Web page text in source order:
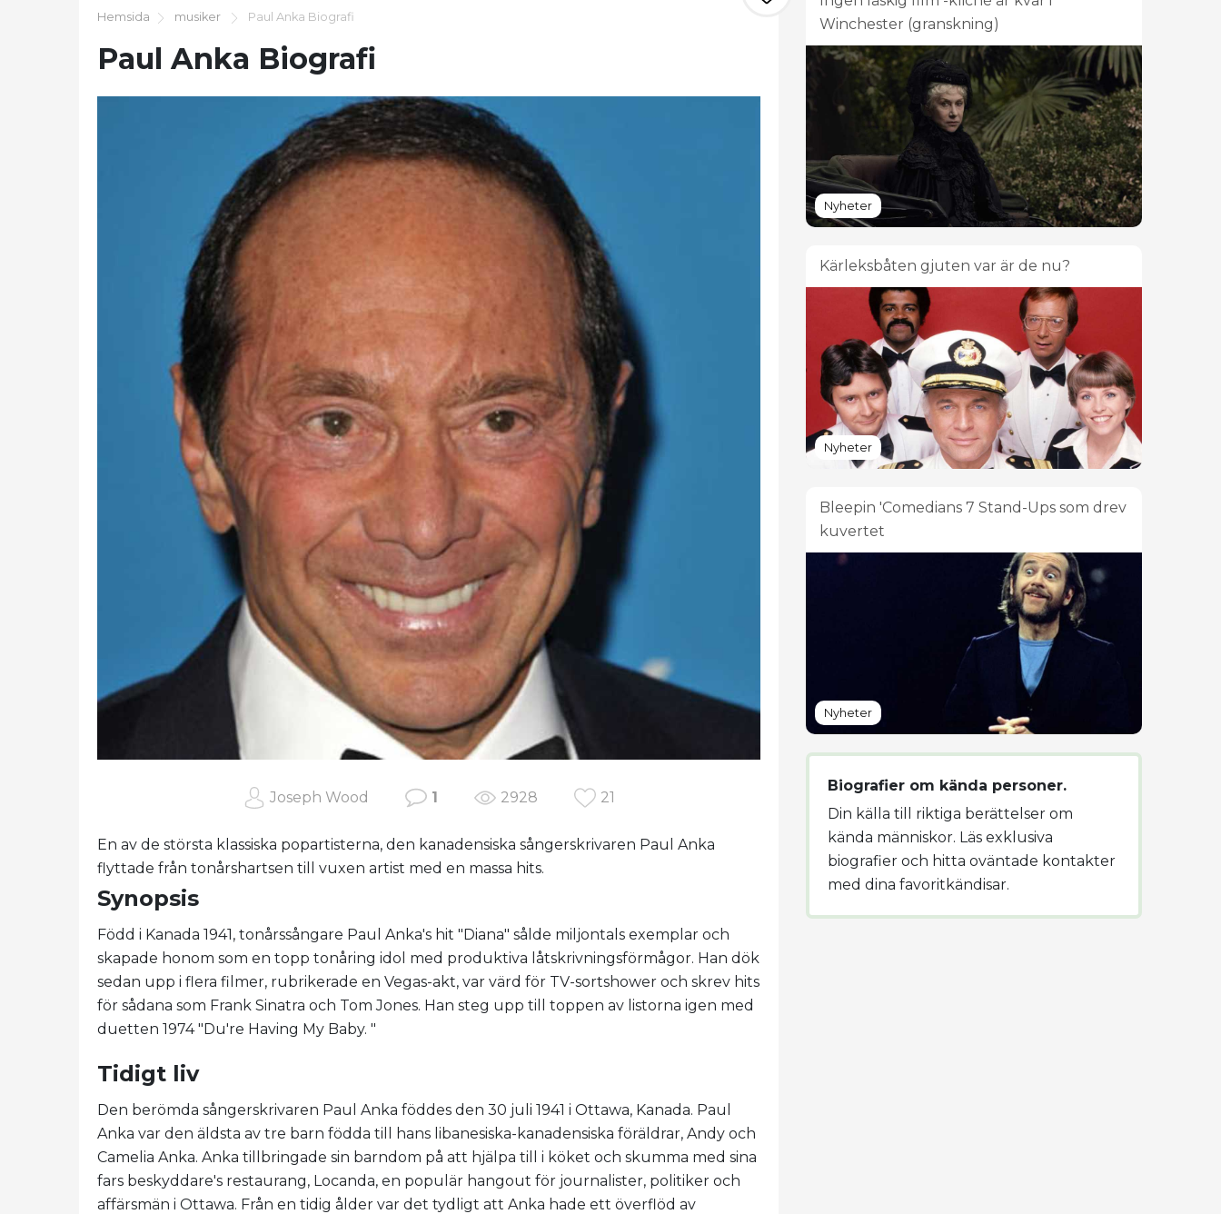
Hemsida musiker Paul Anka Biografi
Paul Anka Biografi
Joseph Wood 1 2928 21
En av de största klassiska popartisterna, den kanadensiska sångerskrivaren Paul Anka
flyttade från tonårshartsen till vuxen artist med en massa hits.
Synopsis
Född i Kanada 1941, tonårssångare Paul Anka's hit "Diana" sålde miljontals exemplar och
skapade honom som en topp tonåring idol med produktiva låtskrivningsförmågor. Han dök
sedan upp i flera filmer, rubrikerade en Vegas-akt, var värd för TV-sortshower och skrev hits
för sådana som Frank Sinatra och Tom Jones. Han steg upp till toppen av listorna igen med
duetten 1974 "Du're Having My Baby. "
Tidigt liv
Den berömda sångerskrivaren Paul Anka föddes den 30 juli 1941 i Ottawa, Kanada. Paul
Anka var den äldsta av tre barn födda till hans libanesiska-kanadensiska föräldrar, Andy och
Camelia Anka. Anka tillbringade sin barndom på att hjälpa till i köket och skumma med sina
fars beskyddare's restaurang, Locanda, en populär hangout för journalister, politiker och
affärsmän i Ottawa. Från en tidig ålder var det tydligt att Anka hade ett överflöd av
Winchester (granskning)
Nyheter
Kärleksbåten gjuten var är de nu?
Nyheter
Bleepin 'Comedians 7 Stand-Ups som drev
kuvertet
Nyheter
Biografier om kända personer.
Din källa till riktiga berättelser om
kända människor. Läs exklusiva
biografier och hitta oväntade kontakter
med dina favoritkändisar.